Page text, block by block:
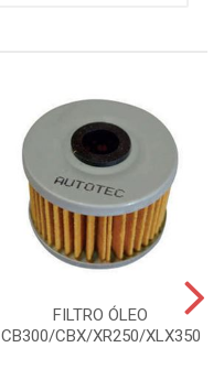
FILTRO ÓLEO
CB300/CBX/XR250/XLX350